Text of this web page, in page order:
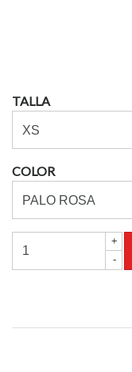
TALLA
COLOR
+
-